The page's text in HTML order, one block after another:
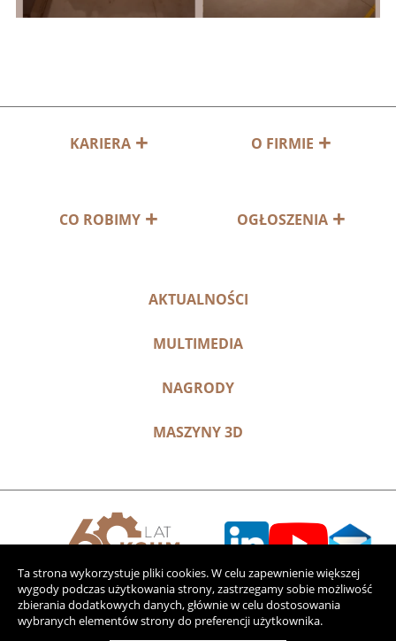
KARIERA O FIRMIE
CO ROBIMY OGŁOSZENIA
AKTUALNOŚCI
MULTIMEDIA
NAGRODY
MASZYNY 3D
Ta strona wykorzystuje pliki cookies. W celu zapewnienie większej
wygody podczas użytkowania strony, zastrzegamy sobie możliwość
zbierania dodatkowych danych, głównie w celu dostosowania
wybranych elementów strony do preferencji użytkownika.